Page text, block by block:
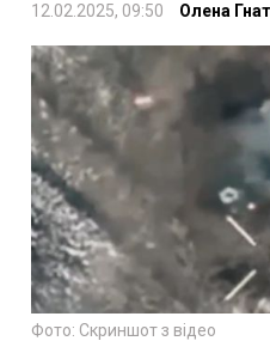
12.02.2025, 09:50 Олена
Фото: Скриншот з відео